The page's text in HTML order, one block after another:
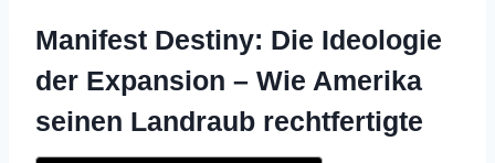
Manifest Destiny: Die Ideologie
der Expansion – Wie Amerika
seinen Landraub rechtfertigte